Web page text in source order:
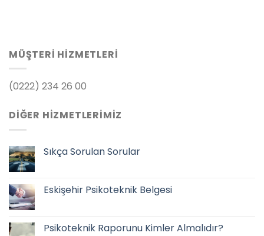
MÜŞTERI HIZMETLERI
(0222) 234 26 00
DIĞER HIZMETLERIMIZ
Sıkça Sorulan Sorular
Eskişehir Psikoteknik Belgesi
Psikoteknik Raporunu Kimler Almalıdır?